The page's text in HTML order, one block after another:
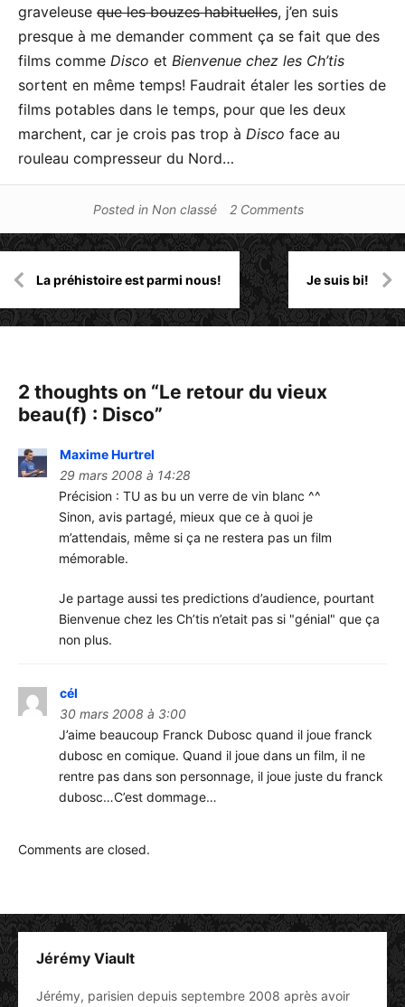
graveleuse que les bouzes habituelles, j’en suis
presque à me demander comment ça se fait que des
films comme Disco et Bienvenue chez les Ch’tis
sortent en même temps! Faudrait étaler les sorties de
films potables dans le temps, pour que les deux
marchent, car je crois pas trop à Disco face au
rouleau compresseur du Nord…
Posted in Non classé 2 Comments
de
l’article
La préhistoire est parmi nous! Je suis bi!
2 thoughts on “Le retour du vieux
beau(f) : Disco”
Maxime Hurtrel
29 mars 2008 à 14:28
Précision : TU as bu un verre de vin blanc ^^
Sinon, avis partagé, mieux que ce à quoi je
m’attendais, même si ça ne restera pas un film
mémorable.
Je partage aussi tes predictions d’audience, pourtant
Bienvenue chez les Ch’tis n’etait pas si "génial" que ça
non plus.
cél
30 mars 2008 à 3:00
J’aime beaucoup Franck Dubosc quand il joue franck
dubosc en comique. Quand il joue dans un film, il ne
rentre pas dans son personnage, il joue juste du franck
dubosc…C’est dommage…
Comments are closed.
Jérémy Viault
Jérémy, parisien depuis septembre 2008 après avoir